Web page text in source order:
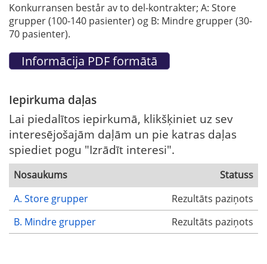
Konkurransen består av to del-kontrakter; A: Store
grupper (100-140 pasienter) og B: Mindre grupper (30-
70 pasienter).
Iepirkuma daļas
Lai piedalītos iepirkumā, klikšķiniet uz sev
interesējošajām daļām un pie katras daļas
spiediet pogu "Izrādīt interesi".
Nosaukums
Statuss
A. Store grupper
Rezultāts paziņots
B. Mindre grupper
Rezultāts paziņots